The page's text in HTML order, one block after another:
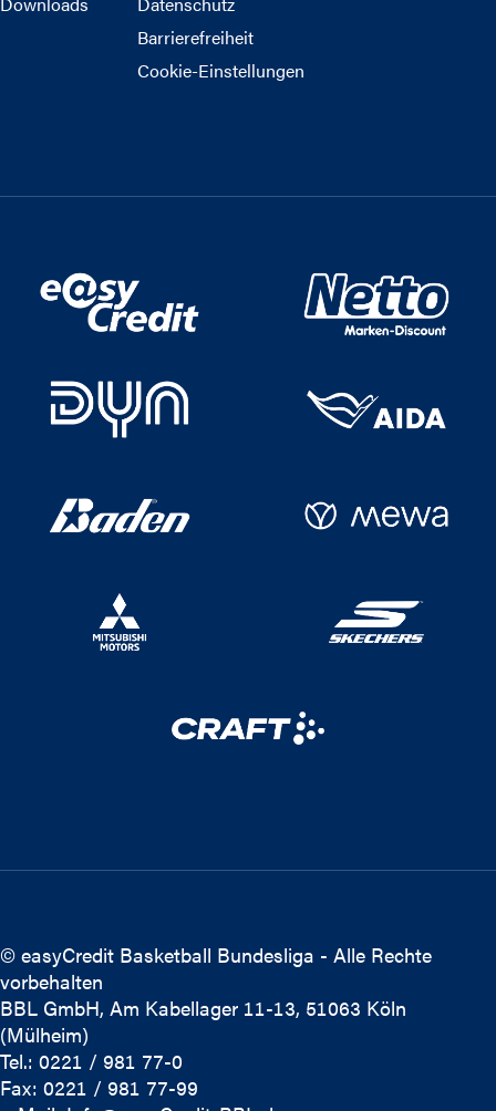
Barrierefreiheit
Cookie-Einstellungen
© easyCredit Basketball Bundesliga - Alle Rechte
vorbehalten
BBL GmbH, Am Kabellager 11-13, 51063 Köln
(Mülheim)
Tel.: 0221 / 981 77-0
Fax: 0221 / 981 77-99